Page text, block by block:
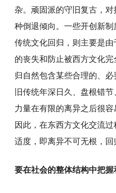
杂。顽固派的守旧复古，
种倒退倾向。一些开创新
传统文化回归，则主要是
的丧失和防止被西方文化
归自然包含某些合理的、
旧传统年深日久、盘根错
力量在有限的离异之后很容
因此，在东西方文化交流
适度，即离异不可无根，回
要在社会的整体结构中把